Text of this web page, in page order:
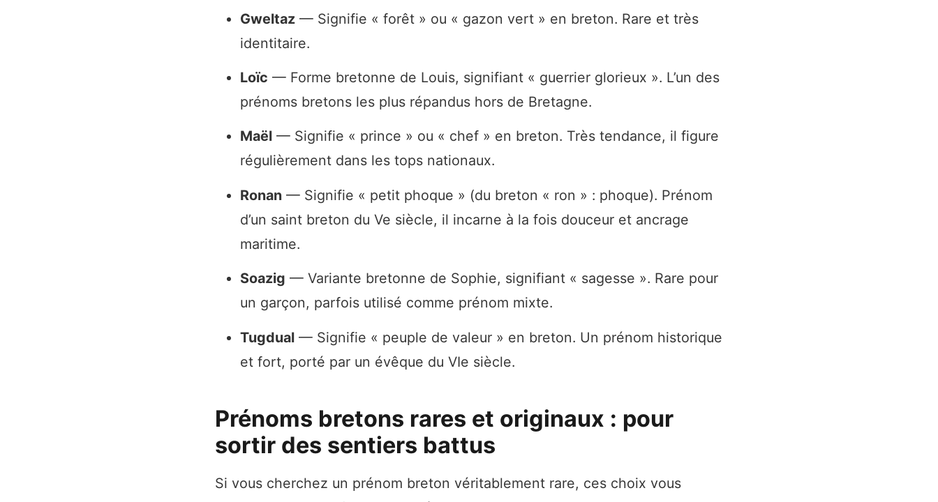
Gweltaz — Signifie « forêt » ou « gazon vert » en breton. Rare et très
identitaire.
Loïc — Forme bretonne de Louis, signifiant « guerrier glorieux ». L’un des
prénoms bretons les plus répandus hors de Bretagne.
Maël — Signifie « prince » ou « chef » en breton. Très tendance, il figure
régulièrement dans les tops nationaux.
Ronan — Signifie « petit phoque » (du breton « ron » : phoque). Prénom
d’un saint breton du Ve siècle, il incarne à la fois douceur et ancrage
maritime.
Soazig — Variante bretonne de Sophie, signifiant « sagesse ». Rare pour
un garçon, parfois utilisé comme prénom mixte.
Tugdual — Signifie « peuple de valeur » en breton. Un prénom historique
et fort, porté par un évêque du VIe siècle.
Prénoms bretons rares et originaux : pour
sortir des sentiers battus
Si vous cherchez un prénom breton véritablement rare, ces choix vous